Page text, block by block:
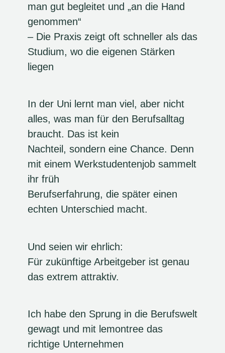
man gut begleitet und „an die Hand
genommen“
– Die Praxis zeigt oft schneller als das
Studium, wo die eigenen Stärken
liegen
In der Uni lernt man viel, aber nicht
alles, was man für den Berufsalltag
braucht. Das ist kein
Nachteil, sondern eine Chance. Denn
mit einem Werkstudentenjob sammelt
ihr früh
Berufserfahrung, die später einen
echten Unterschied macht.
Und seien wir ehrlich:
Für zukünftige Arbeitgeber ist genau
das extrem attraktiv.
Ich habe den Sprung in die Berufswelt
gewagt und mit lemontree das
richtige Unternehmen